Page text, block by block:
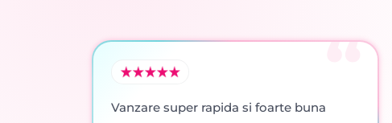
Vanzare super rapida si foarte buna